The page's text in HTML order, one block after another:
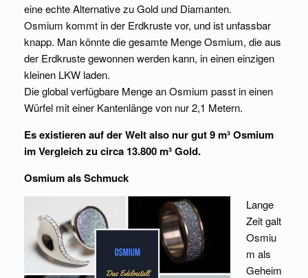
eine echte Alternative zu Gold und Diamanten.
Osmium kommt in der Erdkruste vor, und ist unfassbar
knapp. Man könnte die gesamte Menge Osmium, die aus
der Erdkruste gewonnen werden kann, in einen einzigen
kleinen LKW laden.
Die global verfügbare Menge an Osmium passt in einen
Würfel mit einer Kantenlänge von nur 2,1 Metern.
Es existieren auf der Welt also nur gut 9 m³ Osmium
im Vergleich zu circa 13.800 m³ Gold.
Osmium als Schmuck
Lange
Zeit galt
Osmiu
m als
Geheim